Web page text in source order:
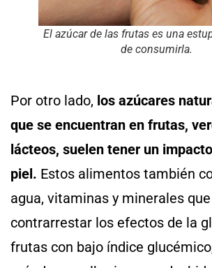
El azúcar de las frutas es una
de consumirla.
Por otro lado, los azúcares
que se encuentran en frutas,
lácteos, suelen tener un
piel. Estos alimentos también
agua, vitaminas y minerales
contrarrestar los efectos de la
frutas con bajo índice